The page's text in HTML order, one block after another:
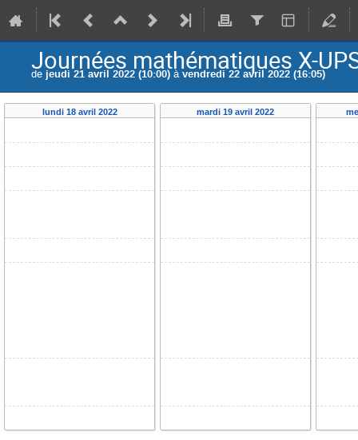
Journées mathématiques X-
de jeudi 21 avril 2022 (10:00) àvendredi 22 avril 2022 (16:05)
lundi 18 avril 2022 mardi 19 avril 2022